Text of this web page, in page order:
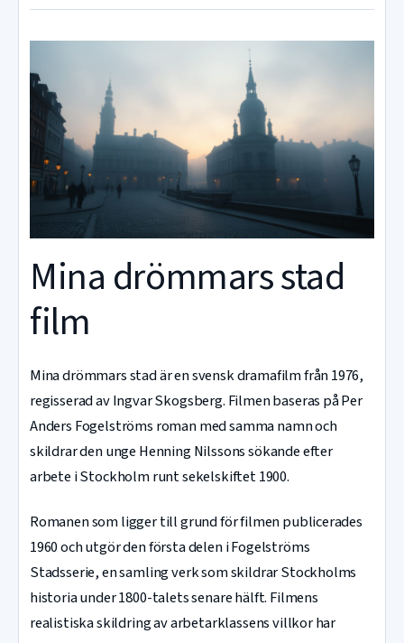
Mina drömmars stad
film
Mina drömmars stad är en svensk dramafilm från 1976,
regisserad av Ingvar Skogsberg. Filmen baseras på Per
Anders Fogelströms roman med samma namn och
skildrar den unge Henning Nilssons sökande efter
arbete i Stockholm runt sekelskiftet 1900.
Romanen som ligger till grund för filmen publicerades
1960 och utgör den första delen i Fogelströms
Stadsserie, en samling verk som skildrar Stockholms
historia under 1800-talets senare hälft. Filmens
realistiska skildring av arbetarklassens villkor har